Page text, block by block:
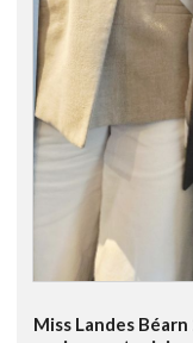
Miss Landes